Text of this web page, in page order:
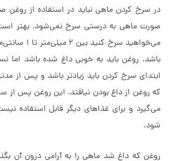
در سرخ کردن ماهی نباید در استفاده از روغن
صورت ماهی به درستی سرخ نمی‌شود. بهتر
می‌خواهید
باشد. روغن باید به خوبی داغ شده باشد اما
ابتدای سرخ کردن باید زیادتر باشد و پس از
که روغن از داغ بودن نیافتد. این روغن پس از
می‌گیرد و برای غذاهای دیگر قابل استفاده
شود.
روغن که داغ شد ماهی را به آرامی درون آن